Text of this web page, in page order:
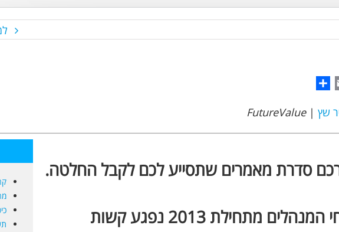
Email
שץ |
FutureValue
סדרת מאמרים שתסייע לכם לקבל החלטה.
עולם ביטוחי המנהלים מתחילת 2013 נפגע קשות